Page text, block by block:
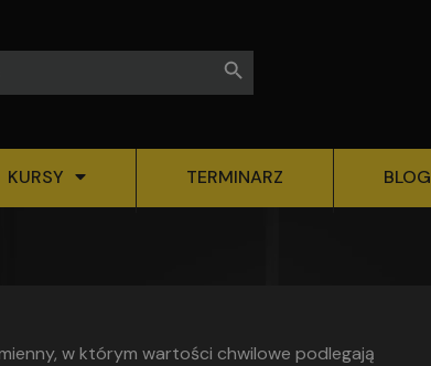
Search Button
KURSY TERMINARZ BLOG
w którym wartości chwilowe podlegają